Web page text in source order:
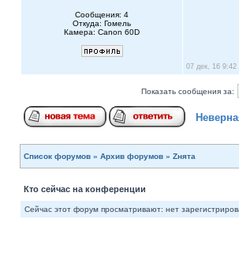
Сообщения: 4
Откуда: Гомель
Камера: Canon 60D
07 дек, 16 9:42
Показать сообщения за:
Список форумов » Архив форумов » Zнята
Кто сейчас на конференции
Сейчас этот форум просматривают: нет